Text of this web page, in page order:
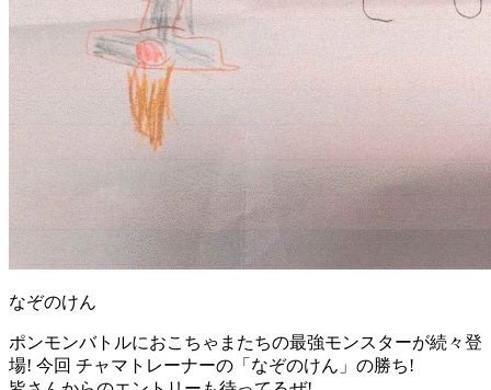
なぞのけん
ポンモンバトルにおこちゃまたちの最強モンスターが続々登
場! 今回 チャマトレーナーの「なぞのけん」の勝ち!